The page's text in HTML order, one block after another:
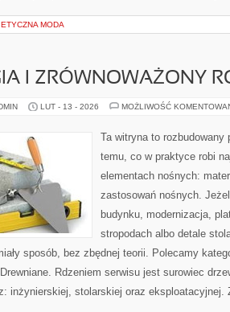
ETYCZNA MODA
I ZRÓWNOWAŻONY
LUT - 13 - 2026 MOŻLIWOŚĆ
Ta witryna to rozbudowany
temu, co w praktyce robi
elementach nośnych:
zastosowań nośnych.
budynku, modernizacja,
stropodach albo detale
sposób, bez zbędnej teorii. Polecamy
Rdzeniem serwisu jest surowiec
inżynierskiej, stolarskiej oraz